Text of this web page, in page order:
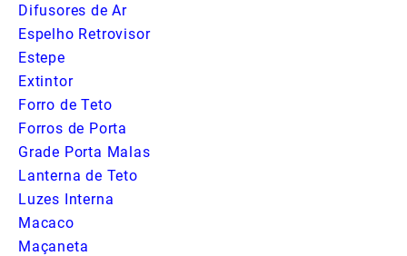
Difusores de Ar
Espelho Retrovisor
Estepe
Extintor
Forro de Teto
Forros de Porta
Grade Porta Malas
Lanterna de Teto
Luzes Interna
Macaco
Maçaneta